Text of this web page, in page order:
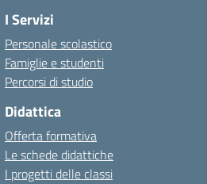
I Servizi
Personale scolastico
Famiglie e studenti
Percorsi di studio
Didattica
Offerta formativa
Le schede didattiche
I progetti delle classi